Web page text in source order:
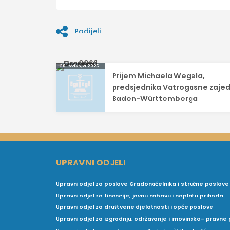
Podijeli
Navigacija
objava
29. svibnja 2025.
Prijem Michaela Wegela,
predsjednika Vatrogasne
Baden-Württemberga
UPRAVNI ODJELI
Upravni odjel za poslove Gradonačelnika i stručne poslove
Upravni odjel za financije, javnu nabavu i naplatu prihoda
Upravni odjel za društvene djelatnosti i opće poslove
Upravni odjel za izgradnju, održavanje i imovinsko- pravne